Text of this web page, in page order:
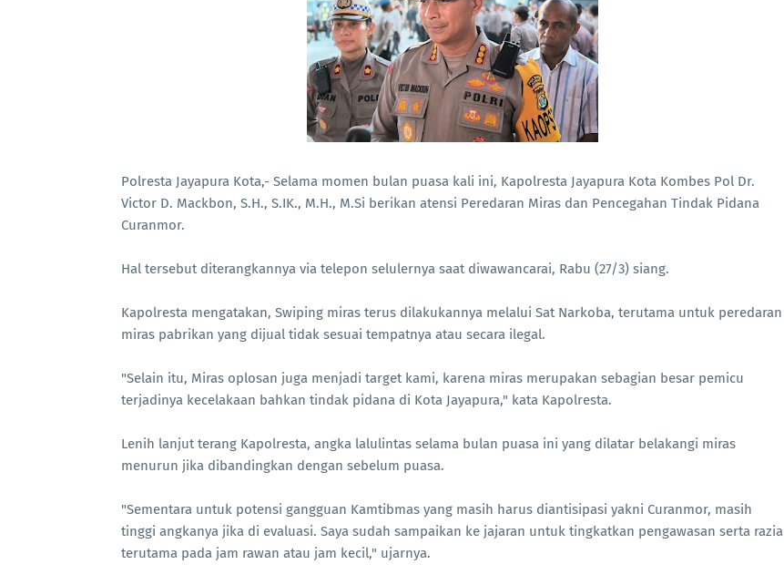
Polresta Jayapura Kota,- Selama momen bulan puasa kali ini, Kapolresta Jayapura Kota Kombes Pol Dr.
Victor D. Mackbon, S.H., S.IK., M.H., M.Si berikan atensi Peredaran Miras dan Pencegahan Tindak Pidana
Curanmor.
Hal tersebut diterangkannya via telepon selulernya saat diwawancarai, Rabu (27/3) siang.
Kapolresta mengatakan, Swiping miras terus dilakukannya melalui Sat Narkoba, terutama untuk peredaran
miras pabrikan yang dijual tidak sesuai tempatnya atau secara ilegal.
"Selain itu, Miras oplosan juga menjadi target kami, karena miras merupakan sebagian besar pemicu
terjadinya kecelakaan bahkan tindak pidana di Kota Jayapura," kata Kapolresta.
Lenih lanjut terang Kapolresta, angka lalulintas selama bulan puasa ini yang dilatar belakangi miras
menurun jika dibandingkan dengan sebelum puasa.
"Sementara untuk potensi gangguan Kamtibmas yang masih harus diantisipasi yakni Curanmor, masih
tinggi angkanya jika di evaluasi. Saya sudah sampaikan ke jajaran untuk tingkatkan pengawasan serta razia
terutama pada jam rawan atau jam kecil," ujarnya.